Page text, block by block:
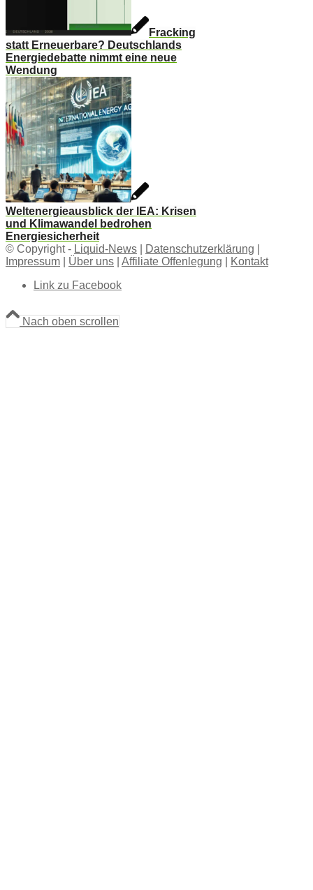
Fracking
statt Erneuerbare? Deutschlands
Energiedebatte nimmt eine neue
Wendung
Weltenergieausblick der IEA: Krisen
und Klimawandel bedrohen
Energiesicherheit
© Copyright - Liquid-News Datenschutzerklärung
Impressum
Über uns Affiliate Offenlegung
Kontakt
Link zu Facebook
Nach oben scrollen